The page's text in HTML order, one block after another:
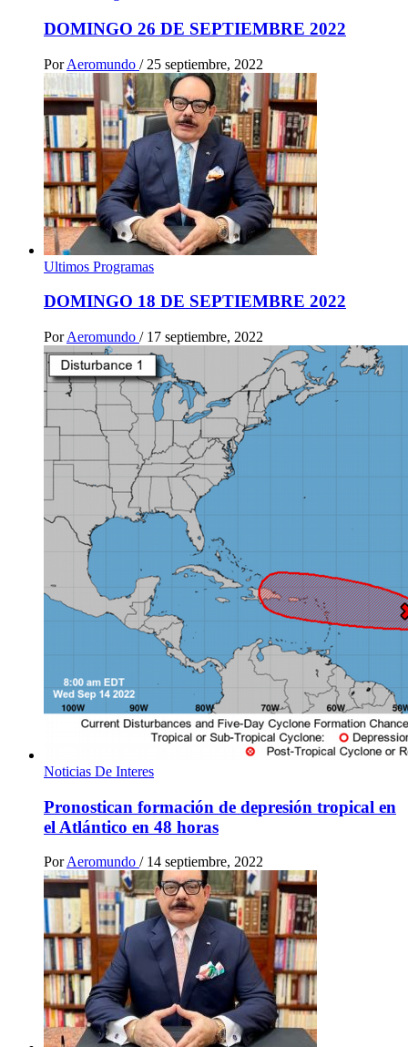
DOMINGO 26 DE SEPTIEMBRE 2022
Por Aeromundo / 25 septiembre, 2022
Ultimos Programas
DOMINGO 18 DE SEPTIEMBRE 2022
Por Aeromundo / 17 septiembre, 2022
Noticias De Interes
Pronostican formación de depresión tropical en
el Atlántico en 48 horas
PorAeromundo / 14 septiembre, 2022